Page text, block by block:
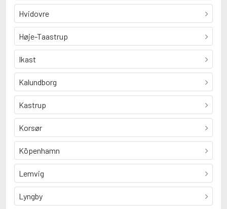
Hvidovre
Høje-Taastrup
Ikast
Kalundborg
Kastrup
Korsør
Köpenhamn
Lemvig
Lyngby